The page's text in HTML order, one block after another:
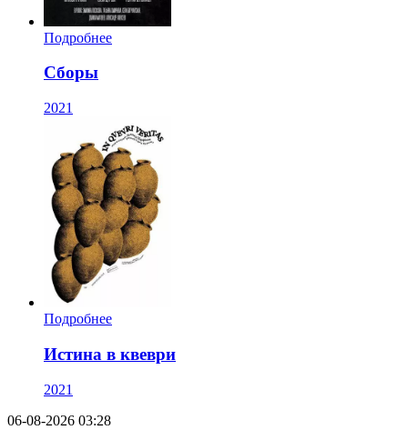
Подробнее
Сборы
2021
Подробнее
Истина в квеври
2021
06-08-2026 03:28